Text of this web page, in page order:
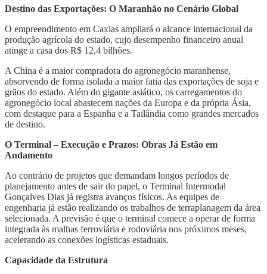
Destino das Exportações: O Maranhão no Cenário Global
O empreendimento em Caxias ampliará o alcance internacional da
produção agrícola do estado, cujo desempenho financeiro anual
atinge a casa dos R$ 12,4 bilhões.
A China é a maior compradora do agronegócio maranhense,
absorvendo de forma isolada a maior fatia das exportações de soja e
grãos do estado. Além do gigante asiático, os carregamentos do
agronegócio local abastecem nações da Europa e da própria Ásia,
com destaque para a Espanha e a Tailândia como grandes mercados
de destino.
O Terminal – Execução e Prazos: Obras Já Estão em
Andamento
Ao contrário de projetos que demandam longos períodos de
planejamento antes de sair do papel, o Terminal Intermodal
Gonçalves Dias já registra avanços físicos. As equipes de
engenharia já estão realizando os trabalhos de terraplanagem da área
selecionada. A previsão é que o terminal comece a operar de forma
integrada às malhas ferroviária e rodoviária nos próximos meses,
acelerando as conexões logísticas estaduais.
Capacidade da Estrutura